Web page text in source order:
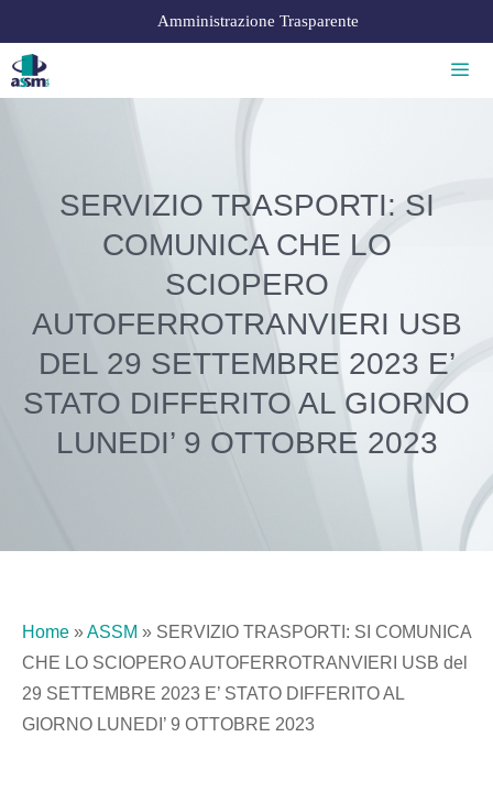
Amministrazione Trasparente
SERVIZIO TRASPORTI: SI
COMUNICA CHE LO
SCIOPERO
AUTOFERROTRANVIERI USB
DEL 29 SETTEMBRE 2023 E’
STATO DIFFERITO AL GIORNO
LUNEDI’ 9 OTTOBRE 2023
Home »ASSM » SERVIZIO TRASPORTI: SI COMUNICA
CHE LO SCIOPERO AUTOFERROTRANVIERI USB del
29 SETTEMBRE 2023 E’ STATO DIFFERITO AL
GIORNO LUNEDI’ 9 OTTOBRE 2023